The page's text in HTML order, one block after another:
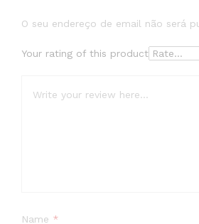
O seu endereço de email não será
Your rating of this product
Name *